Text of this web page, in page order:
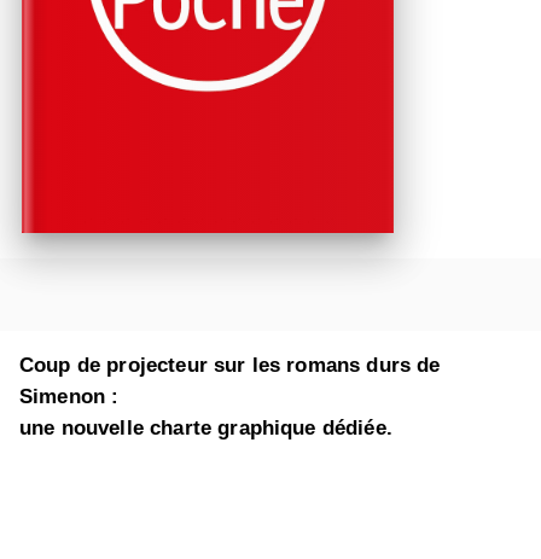
Coup de projecteur sur les romans durs de
Simenon :
une nouvelle charte graphique dédiée.